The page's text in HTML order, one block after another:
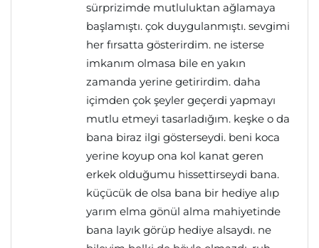
sürprizimde mutluluktan ağlamaya
başlamıştı. çok duygulanmıştı. sevgimi
her fırsatta gösterirdim. ne isterse
imkanım olmasa bile en yakın
zamanda yerine getirirdim. daha
içimden çok şeyler geçerdi yapmayı
mutlu etmeyi tasarladığım. keşke o da
bana biraz ilgi gösterseydi. beni koca
yerine koyup ona kol kanat geren
erkek olduğumu hissettirseydi bana.
küçücük de olsa bana bir hediye alıp
yarım elma gönül alma mahiyetinde
bana layık görüp hediye alsaydı. ne